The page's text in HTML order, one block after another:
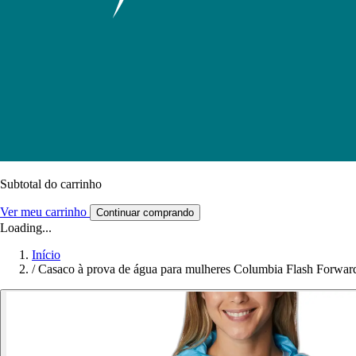
Subtotal do carrinho
Ver meu carrinho Continuar comprando
Loading...
Início
/ Casaco à prova de água para mulheres Columbia Flash